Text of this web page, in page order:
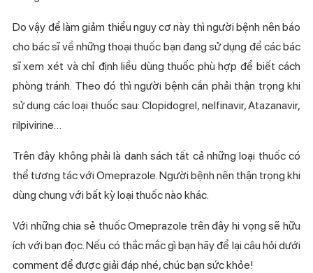
Do vậy để làm giảm thiểu nguy cơ này thì người bệnh nên báo
cho bác sĩ về những thoại thuốc bạn đang sử dụng để các bác
sĩ xem xét và chỉ định liều dùng thuốc phù hợp để biết cách
phòng tránh. Theo đó thì người bệnh cần phải thận trọng khi
sử dụng các loại thuốc sau: Clopidogrel, nelfinavir, Atazanavir,
rilpivirine…
Trên đây không phải là danh sách tất cả những loại thuốc có
thể tương tác với Omeprazole. Người bệnh nên thận trọng khi
dùng chung với bất kỳ loại thuốc nào khác.
Với những chia sẻ thuốc Omeprazole trên đây hi vọng sẽ hữu
ích với bạn đọc. Nếu có thắc mắc gì bạn hãy để lại câu hỏi dưới
comment để được giải đáp nhé, chúc bạn sức khỏe!